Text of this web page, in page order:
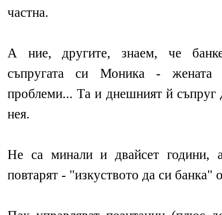
частна.
А ние, другите, знаем, че
съпругата си Моника - жената
проблеми... Та и днешният й съпруг
нея.
Не са минали и двайсет години,
повтарят - "изкуството да си банка"